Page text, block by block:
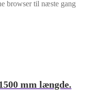
browser til næste gang
mm længde.